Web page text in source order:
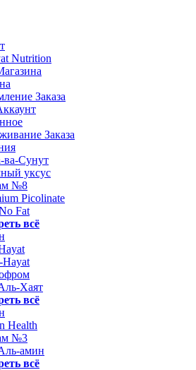
Nutrition
Заказа
Заказа
ва-Сунут
уксус
№8
Picolinate
Fat
всё
Hayat
Хаят
всё
Health
№3
амин
всё